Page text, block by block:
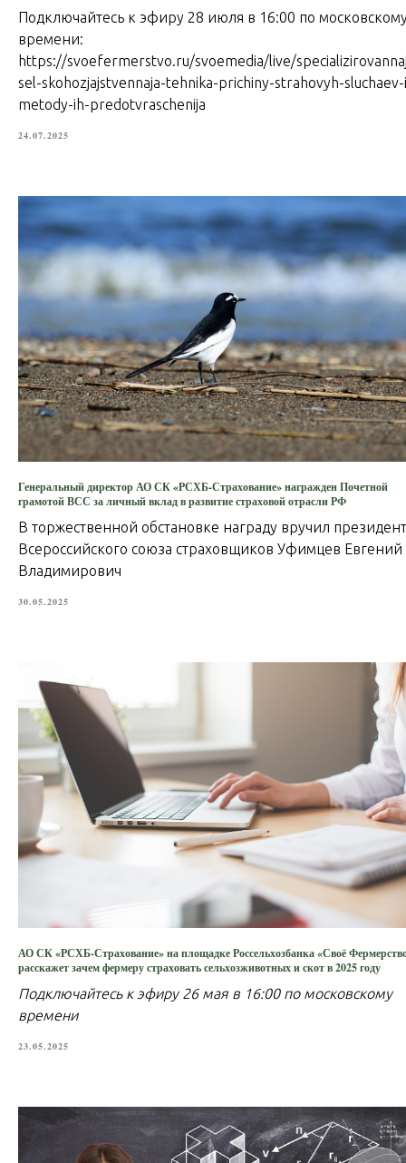
Подключайтесь к эфиру 28 июля в 16:00 по
времени:
https://svoefermerstvo.ru/svoemedia/live/
sel-skohozjajstvennaja-tehnika-prichiny-strahovyh-
metody-ih-predotvraschenija
24.07.2025
Генеральный директор АО СК «РСХБ-Страхование» награжден Почетной
грамотой ВСС за личный вклад в развитие страховой отрасли РФ
В торжественной обстановке награду вручил президент
Всероссийского союза страховщиков Уфимцев Евгений
Владимирович
30.05.2025
АО СК «РСХБ-Страхование» на площадке Россельхозбанка «Своё
расскажет зачем фермеру страховать сельхозживотных и скот в 2025 году
Подключайтесь к эфиру 26 мая в 16:00 по московскому
времени
23.05.2025